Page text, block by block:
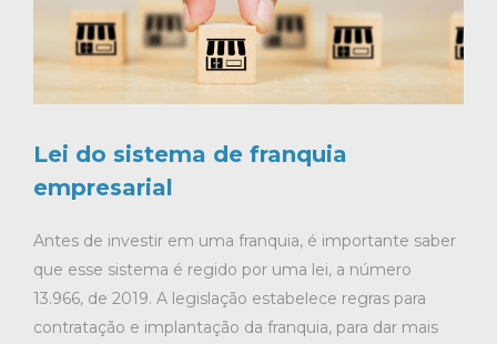
Lei do sistema de franquia
empresarial
Antes de investir em uma franquia, é importante saber
que esse sistema é regido por uma lei, a número
13.966, de 2019. A legislação estabelece regras para
contratação e implantação da franquia, para dar mais